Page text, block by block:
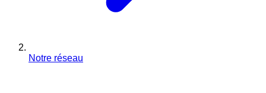
Notre réseau